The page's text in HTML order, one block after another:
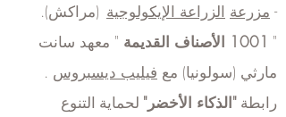
- مزرعة الزراعة الإيكولوجية (مراكش).
" 1001 الأصناف القديمة
" معهد سانت
مارثي (سولونيا) مع فيليب ديسبروس .
رابطة "الذكاء الأخضر" لحماية التنوع